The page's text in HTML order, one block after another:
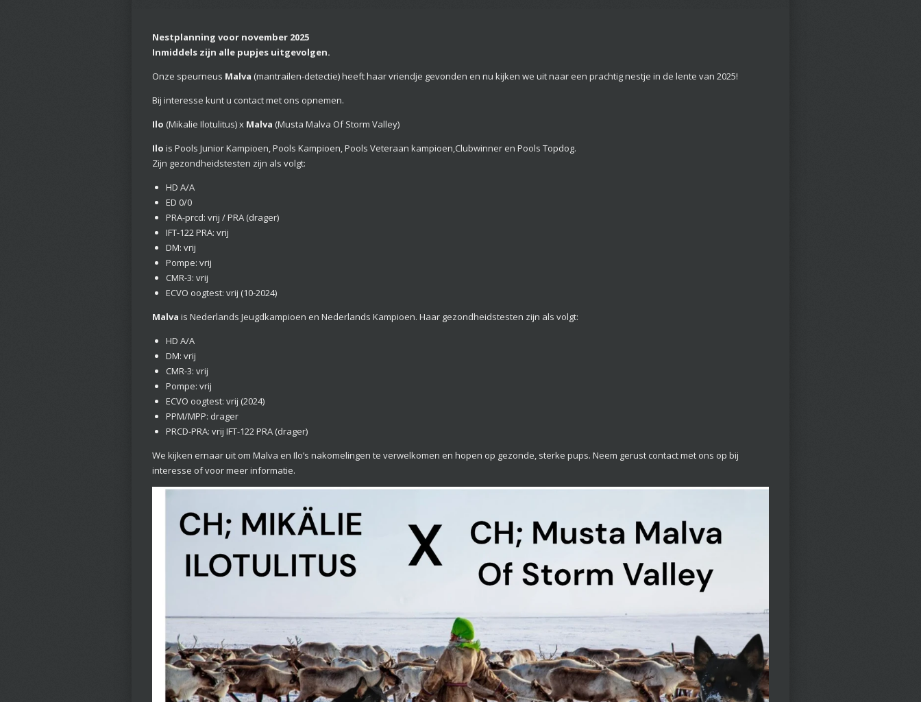
Nestplanning voor november 2025
Inmiddels zijn alle pupjes uitgevolgen.
Onze speurneus Malva (mantrailen-detectie) heeft haar vriendje gevonden en nu kijken we uit naar een prachtig nestje in de lente van 2025!
Bij interesse kunt u contact met ons opnemen.
Ilo (Mikalie Ilotulitus) x Malva (Musta Malva Of Storm Valley)
Ilo is Pools Junior Kampioen, Pools Kampioen, Pools Veteraan kampioen,Clubwinner en Pools Topdog.
Zijn gezondheidstesten zijn als volgt:
HD A/A
ED 0/0
PRA-prcd: vrij / PRA (drager)
IFT-122 PRA: vrij
DM: vrij
Pompe: vrij
CMR-3: vrij
ECVO oogtest: vrij (10-2024)
Malva is Nederlands Jeugdkampioen en Nederlands Kampioen. Haar gezondheidstesten zijn als volgt:
HD A/A
DM: vrij
CMR-3: vrij
Pompe: vrij
ECVO oogtest: vrij (2024)
PPM/MPP: drager
PRCD-PRA: vrij IFT-122 PRA (drager)
We kijken ernaar uit om Malva en Ilo’s nakomelingen te verwelkomen en hopen op gezonde, sterke pups. Neem gerust contact met ons op bij
interesse of voor meer informatie.